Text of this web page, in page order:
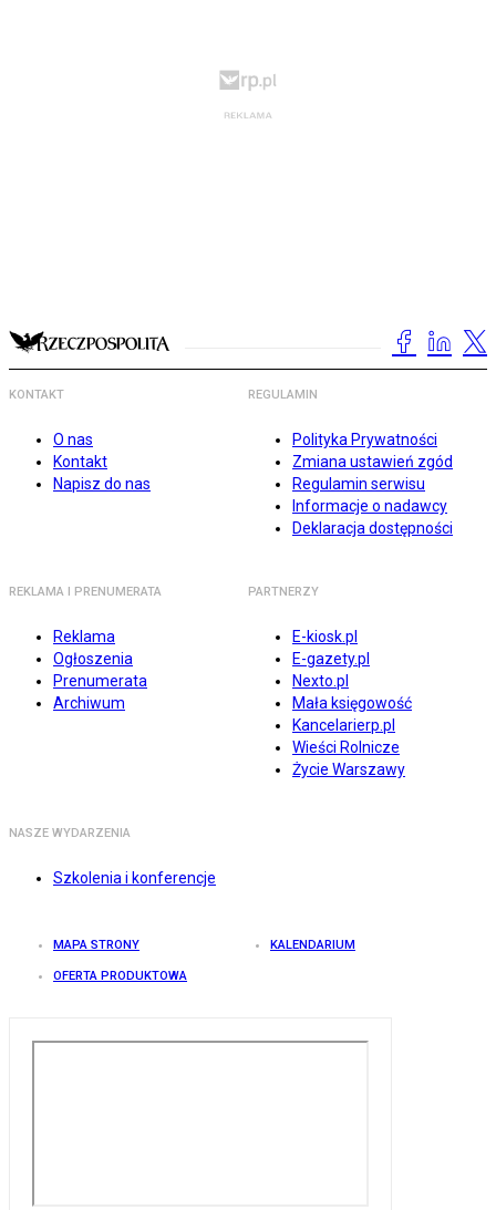
KONTAKT
O nas
Kontakt
Napisz do nas
REGULAMIN
Polityka Prywatności
Zmiana ustawień zgód
Regulamin serwisu
Informacje o nadawcy
Deklaracja dostępności
REKLAMA I PRENUMERATA
Reklama
Ogłoszenia
Prenumerata
Archiwum
PARTNERZY
E-kiosk.pl
E-gazety.pl
Nexto.pl
Mała księgowość
Kancelarierp.pl
Wieści Rolnicze
Życie Warszawy
NASZE WYDARZENIA
Szkolenia i konferencje
MAPA STRONY KALENDARIUM
OFERTA PRODUKTOWA